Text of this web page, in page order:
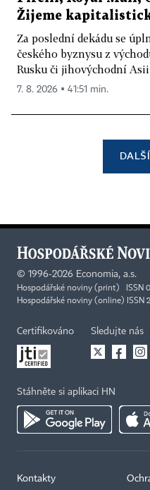
Žijeme
Za poslední dekádu se
českého byznysu z
Rusku či jihovýchodní Asii
7. 8. 2026 ▪ 41:51 min.
© 1996-2026 Economia, a.s.
Hospodářské noviny (print) ISSN
Hospodářské noviny (online) ISSN
Certifikováno Sledujte nás
Stáhněte si aplikaci HN
Kontakty